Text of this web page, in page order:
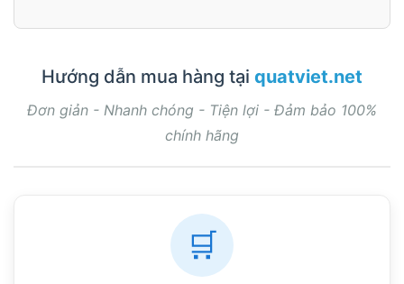
Hướng dẫn mua hàng tại quatviet.net
Đơn giản - Nhanh chóng - Tiện lợi - Đảm bảo 100%
chính hãng
🛒